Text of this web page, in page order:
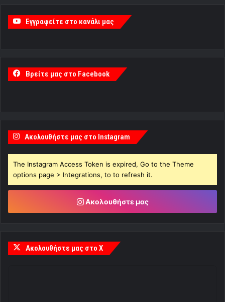
Εγγραφείτε στο κανάλι μας
Βρείτε μας στο Facebook
Ακολουθήστε μας στο Instagram
The Instagram Access Token is expired, Go to the Theme
options page > Integrations, to to refresh it.
Ακολουθήστε μας
Ακολουθήστε μας στο X